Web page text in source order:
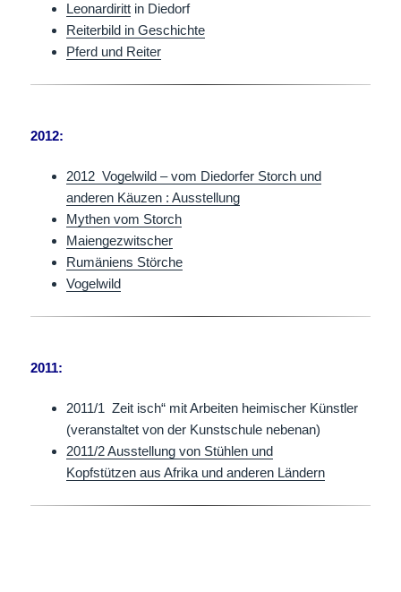
Leonardiritt in Diedorf
Reiterbild in Geschichte
Pferd und Reiter
2012:
2012 Vogelwild – vom Diedorfer Storch und
anderen Käuzen : Ausstellung
Mythen vom Storch
Maiengezwitscher
Rumäniens Störche
Vogelwild
2011:
2011/1 Zeit isch“ mit Arbeiten heimischer Künstler
(veranstaltet von der Kunstschule nebenan)
2011/2 Ausstellung von Stühlen und
Kopfstützen aus Afrika und anderen Ländern